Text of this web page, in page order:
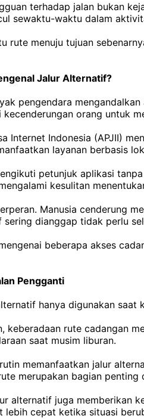
terhadap jalan bukan
sewaktu-waktu dalam
rute menuju tujuan
Jalur Alternatif?
pengendara
orang untuk
Internet Indonesia (APJII)
layanan berbasis
petunjuk aplikasi
kesulitan
Manusia cenderung
dianggap tidak perlu
beberapa akses
Pengganti
hanya digunakan
keberadaan rute cadangan
saat musim liburan.
memanfaatkan jalur
merupakan bagian penting
alternatif juga memberikan
lebih cepat ketika situasi